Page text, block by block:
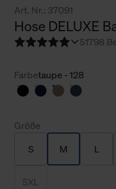
Art. Nr.: 37091
Hose DELUXE
51798
Farbetaupe - 128
Größe
S M L
5XL